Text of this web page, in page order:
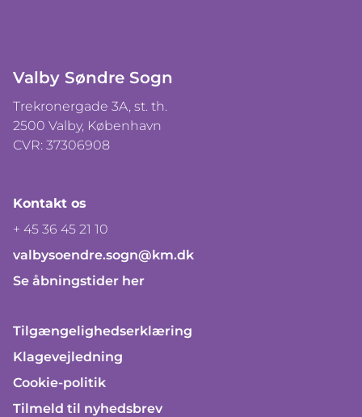
Valby Søndre Sogn
Trekronergade 3A, st. th.
2500 Valby, København
CVR: 37306908
Kontakt os
+ 45 36 45 21 10
valbysoendre.sogn@km.dk
Se åbningstider her
Tilgængelighedserklæring
Klagevejledning
Cookie-politik
Tilmeld til nyhedsbrev